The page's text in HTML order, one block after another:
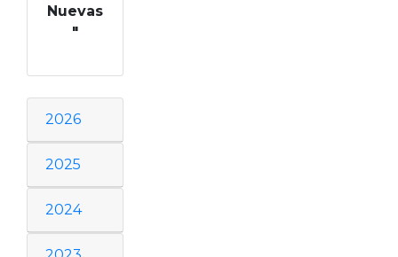
Nuevas
"
2026
2025
2024